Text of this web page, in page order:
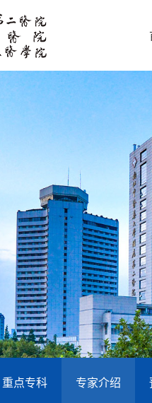
重点专科 专家介绍